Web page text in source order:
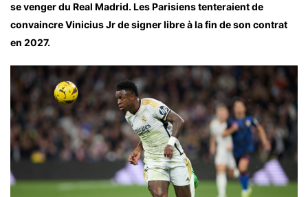
se venger du Real Madrid. Les Parisiens tenteraient de
convaincre Vinicius Jr de signer libre à la fin de son contrat
en 2027.